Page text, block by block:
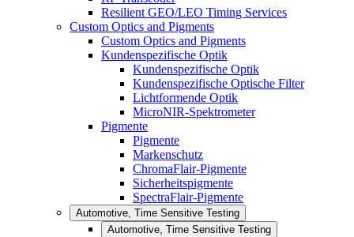
Resilient GEO/LEO Timing Services
Custom Optics and Pigments
Custom Optics and Pigments
Kundenspezifische Optik
Kundenspezifische Optik
Kundenspezifische Optische Filter
Lichtformende Optik
MicroNIR-Spektrometer
Pigmente
Pigmente
Markenschutz
ChromaFlair-Pigmente
Sicherheitspigmente
SpectraFlair-Pigmente
Automotive, Time Sensitive Testing
Automotive, Time Sensitive Testing